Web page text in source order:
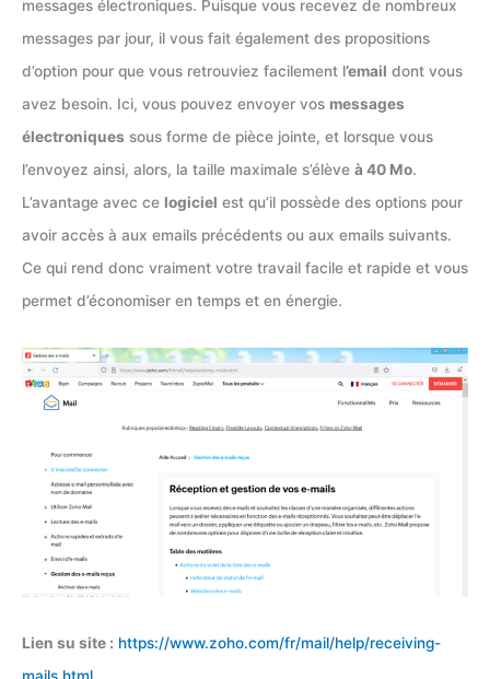
messages électroniques. Puisque vous recevez de nombreux
messages par jour, il vous fait également des propositions
d’option pour que vous retrouviez facilement l’email dont vous
avez besoin. Ici, vous pouvez envoyer vos messages
électroniques sous forme de pièce jointe, et lorsque vous
l’envoyez ainsi, alors, la taille maximale s’élève à 40 Mo.
L’avantage avec ce logiciel est qu’il possède des options pour
avoir accès à aux emails précédents ou aux emails suivants.
Ce qui rend donc vraiment votre travail facile et rapide et vous
permet d’économiser en temps et en énergie.
Lien su site : https://www.zoho.com/fr/mail/help/receiving-